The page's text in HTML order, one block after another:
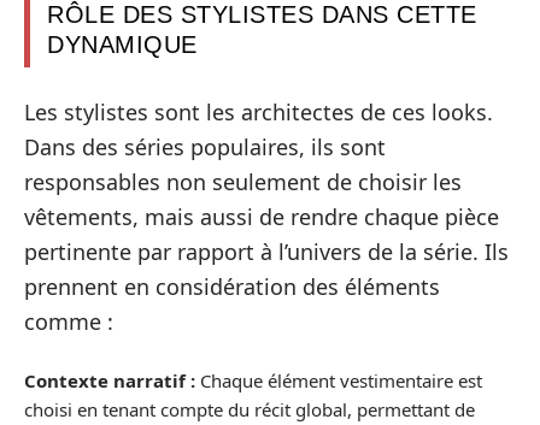
RÔLE DES STYLISTES DANS CETTE
DYNAMIQUE
Les stylistes sont les architectes de ces looks.
Dans des séries populaires, ils sont
responsables non seulement de choisir les
vêtements, mais aussi de rendre chaque pièce
pertinente par rapport à l’univers de la série. Ils
prennent en considération des éléments
comme :
Contexte narratif : Chaque élément vestimentaire est
choisi en tenant compte du récit global, permettant de